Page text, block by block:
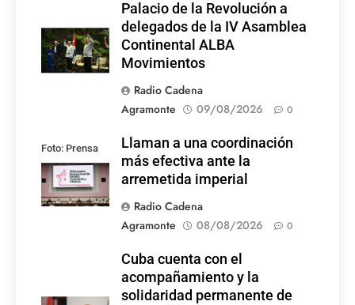
Palacio de la Revolución a
delegados de la IV Asamblea
Continental ALBA
Movimientos
Radio Cadena
Agramonte
09/08/2026 0
Foto: Prensa
Latina
Llaman a una coordinación
más efectiva ante la
arremetida imperial
Radio Cadena
Agramonte
08/08/2026 0
Cuba cuenta con el
acompañamiento y la
solidaridad permanente de